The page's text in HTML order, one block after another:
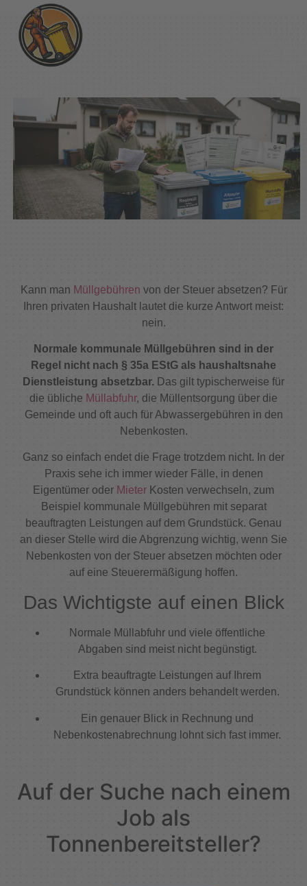
Kann man Müllgebühren von der Steuer absetzen? Für
Ihren privaten Haushalt lautet die kurze Antwort meist:
nein.
Normale kommunale Müllgebühren sind in der
Regel nicht nach § 35a EStG als haushaltsnahe
Dienstleistung absetzbar. Das gilt typischerweise für
die übliche Müllabfuhr, die Müllentsorgung über die
Gemeinde und oft auch für Abwassergebühren in den
Nebenkosten.
Ganz so einfach endet die Frage trotzdem nicht. In der
Praxis sehe ich immer wieder Fälle, in denen
Eigentümer oder Mieter Kosten verwechseln, zum
Beispiel kommunale Müllgebühren mit separat
beauftragten Leistungen auf dem Grundstück. Genau
an dieser Stelle wird die Abgrenzung wichtig, wenn Sie
Nebenkosten von der Steuer absetzen möchten oder
auf eine Steuerermäßigung hoffen.
Das Wichtigste auf einen Blick
Normale Müllabfuhr und viele öffentliche
Abgaben sind meist nicht begünstigt.
Extra beauftragte Leistungen auf Ihrem
Grundstück können anders behandelt werden.
Ein genauer Blick in Rechnung und
Nebenkostenabrechnung lohnt sich fast immer.
Auf der Suche nach einem
Job als
Tonnenbereitsteller?